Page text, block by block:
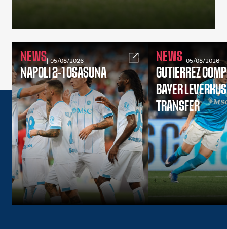
NEWS| 05/08/2026
NAPOLI 2-1 OSASUNA
NEWS| 05/08/2026
GUTIERREZ
BAYER
TRANSFER